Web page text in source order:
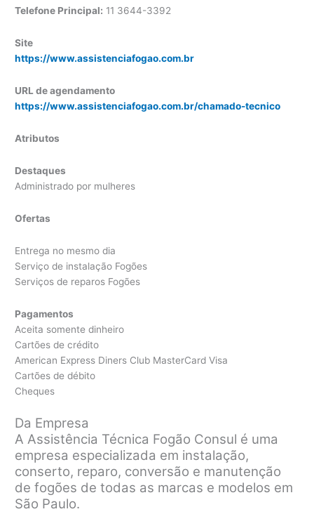
Telefone Principal: 11 3644-3392
Site
https://www.assistenciafogao.com.br
URL de agendamento
https://www.assistenciafogao.com.br/chamado-tecnico
Atributos
Destaques
Administrado por mulheres
Ofertas
Entrega no mesmo dia
Serviço de instalação Fogões
Serviços de reparos Fogões
Pagamentos
Aceita somente dinheiro
Cartões de crédito
American Express Diners Club MasterCard Visa
Cartões de débito
Cheques
Da Empresa
A Assistência Técnica Fogão Consul é uma
empresa especializada em instalação,
conserto, reparo, conversão e manutenção
de fogões de todas as marcas e modelos em
São Paulo.